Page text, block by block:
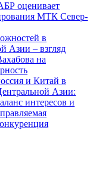
оценивает
МТК Север-
в
Азии – взгляд
на
и Китай в
Азии:
интересов и